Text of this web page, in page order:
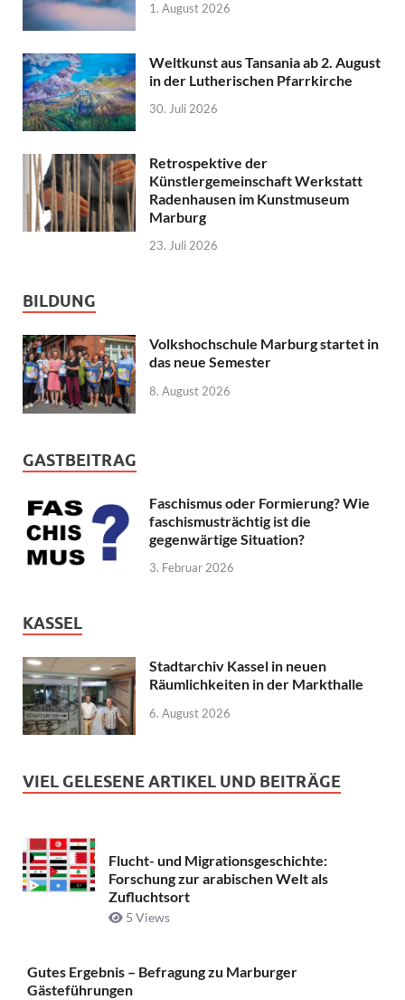
1. August 2026
Weltkunst aus Tansania ab 2. August
in der Lutherischen Pfarrkirche
30. Juli 2026
Retrospektive der
Künstlergemeinschaft Werkstatt
Radenhausen im Kunstmuseum
Marburg
23. Juli 2026
BILDUNG
Volkshochschule Marburg startet in
das neue Semester
8. August 2026
GASTBEITRAG
Faschismus oder Formierung? Wie
faschismusträchtig ist die
gegenwärtige Situation?
3. Februar 2026
KASSEL
Stadtarchiv Kassel in neuen
Räumlichkeiten in der Markthalle
6. August 2026
VIEL GELESENE ARTIKEL UND BEITRÄGE
Flucht- und Migrationsgeschichte:
Forschung zur arabischen Welt als
Zufluchtsort
5 Views
Gutes Ergebnis – Befragung zu Marburger
Gästeführungen